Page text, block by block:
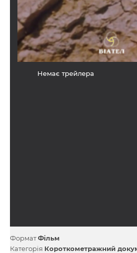
Немає трейлера
ФорматФільм
Категорія Короткометражний